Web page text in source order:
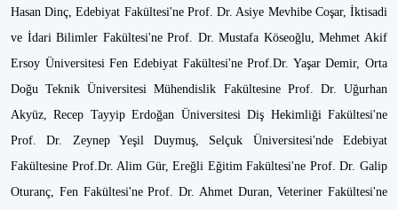
Hasan Dinç, Edebiyat Fakültesi'ne Prof. Dr. Asiye Mevhibe Coşar, İktisadi
ve İdari Bilimler Fakültesi'ne Prof. Dr. Mustafa Köseoğlu, Mehmet Akif
Ersoy Üniversitesi Fen Edebiyat Fakültesi'ne Prof.Dr. Yaşar Demir, Orta
Doğu Teknik Üniversitesi Mühendislik Fakültesine Prof. Dr. Uğurhan
Akyüz, Recep Tayyip Erdoğan Üniversitesi Diş Hekimliği Fakültesi'ne
Prof. Dr. Zeynep Yeşil Duymuş, Selçuk Üniversitesi'nde Edebiyat
Fakültesine Prof.Dr. Alim Gür, Ereğli Eğitim Fakültesi'ne Prof. Dr. Galip
Oturanç, Fen Fakültesi'ne Prof. Dr. Ahmet Duran, Veteriner Fakültesi'ne